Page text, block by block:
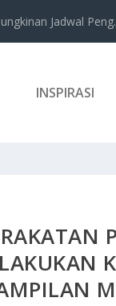
Jadwal
INSPIRASI